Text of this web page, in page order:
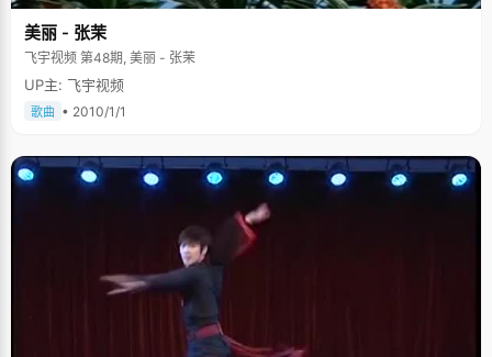
美丽 - 张茉
飞宇视频 第48期, 美丽 - 张茉
UP主: 飞宇视频
歌曲 • 2010/1/1